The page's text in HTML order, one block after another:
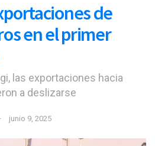
de
en el primer
las exportaciones hacia
a deslizarse
junio 9, 2025